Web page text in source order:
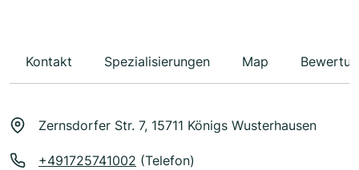
Kontakt Spezialisierungen Map
Zernsdorfer Str. 7, 15711 Königs Wusterhausen
+491725741002 (Telefon)